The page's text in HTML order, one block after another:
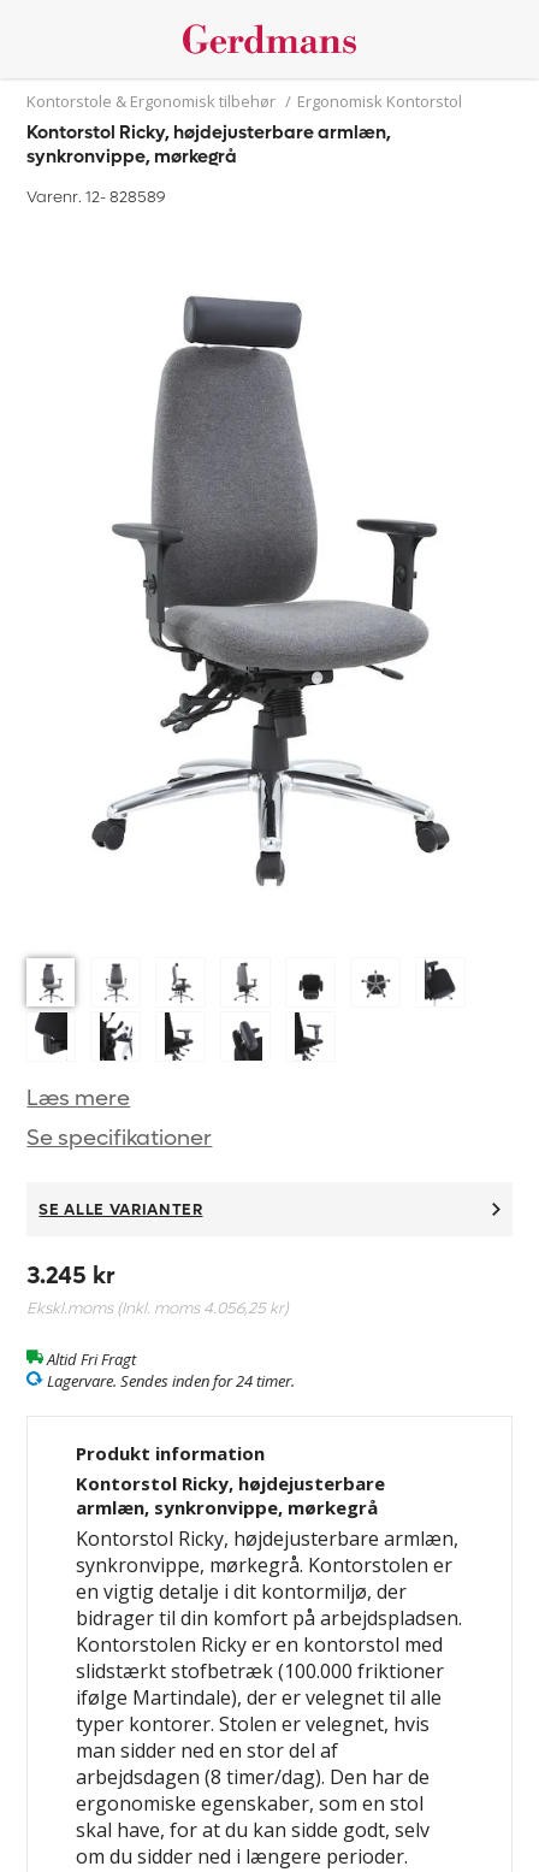
Kontorstole & Ergonomisk tilbehør / Ergonomisk Kontorstol
Kontorstol Ricky, højdejusterbare armlæn,
synkronvippe, mørkegrå
Varenr. 12-828589
Læs mere
Se specifikationer
SE ALLE VARIANTER
3.245 kr
Ekskl.moms (Inkl. moms4.056,25 kr)
Altid Fri Fragt
Lagervare. Sendes inden for 24 timer.
Produkt information
Kontorstol Ricky, højdejusterbare
armlæn, synkronvippe, mørkegrå
Kontorstol Ricky, højdejusterbare armlæn,
synkronvippe, mørkegrå. Kontorstolen er
en vigtig detalje i dit kontormiljø, der
bidrager til din komfort på arbejdspladsen.
Kontorstolen Ricky er en kontorstol med
slidstærkt stofbetræk (100.000 friktioner
ifølge Martindale), der er velegnet til alle
typer kontorer. Stolen er velegnet, hvis
man sidder ned en stor del af
arbejdsdagen (8 timer/dag). Den har de
ergonomiske egenskaber, som en stol
skal have, for at du kan sidde godt, selv
om du sidder ned i længere perioder.